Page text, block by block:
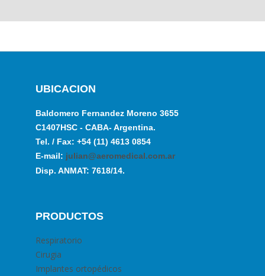
UBICACION
Baldomero Fernandez Moreno 3655
C1407HSC - CABA- Argentina.
Tel. / Fax: +54 (11) 4613 0854
E-mail: julian@aeromedical.com.ar
Disp. ANMAT: 7618/14.
PRODUCTOS
Respiratorio
Cirugia
Implantes ortopédicos